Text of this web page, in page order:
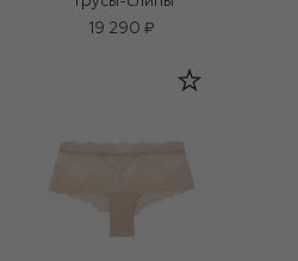
19 290 ₽